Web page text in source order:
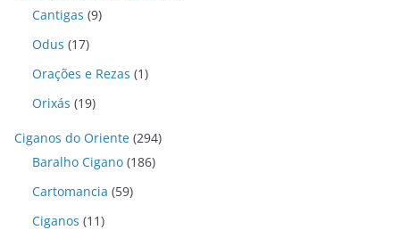
Cantigas (9)
Odus (17)
Orações e Rezas (1)
Orixás (19)
Ciganos do Oriente (294)
Baralho Cigano (186)
Cartomancia (59)
Ciganos (11)